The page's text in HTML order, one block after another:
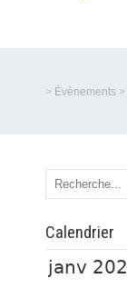
> Évènements >
Calendrier